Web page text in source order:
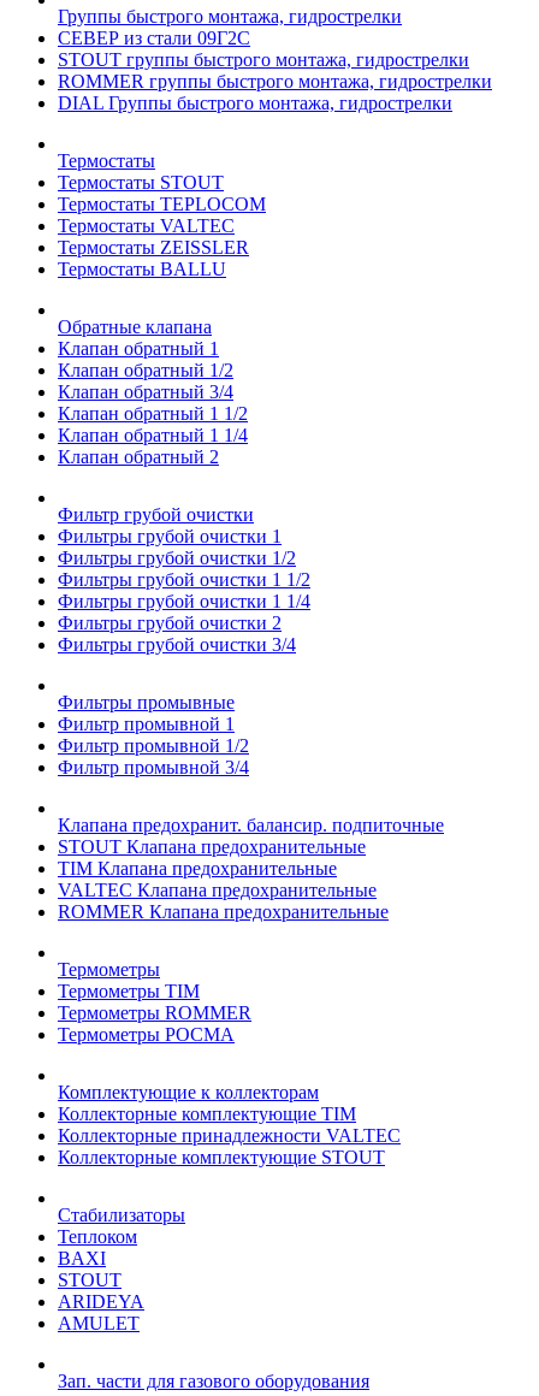
Группы быстрого монтажа, гидрострелки
СЕВЕР из стали 09Г2С
STOUT группы быстрого монтажа, гидрострелки
ROMMER группы быстрого монтажа, гидрострелки
DIAL Группы быстрого монтажа, гидрострелки
Термостаты
Термостаты STOUT
Термостаты TEPLOCOM
Термостаты VALTEC
Термостаты ZEISSLER
Термостаты BALLU
Обратные клапана
Клапан обратный 1
Клапан обратный 1/2
Клапан обратный 3/4
Клапан обратный 1 1/2
Клапан обратный 1 1/4
Клапан обратный 2
Фильтр грубой очистки
Фильтры грубой очистки 1
Фильтры грубой очистки 1/2
Фильтры грубой очистки 1 1/2
Фильтры грубой очистки 1 1/4
Фильтры грубой очистки 2
Фильтры грубой очистки 3/4
Фильтры промывные
Фильтр промывной 1
Фильтр промывной 1/2
Фильтр промывной 3/4
Клапана предохранит. балансир. подпиточные
STOUT Клапана предохранительные
TIM Клапана предохранительные
VALTEC Клапана предохранительные
ROMMER Клапана предохранительные
Термометры
Термометры TIM
Термометры ROMMER
Термометры РОСМА
Комплектующие к коллекторам
Коллекторные комплектующие TIM
Коллекторные принадлежности VALTEC
Коллекторные комплектующие STOUT
Стабилизаторы
Теплоком
BAXI
STOUT
ARIDEYA
AMULET
Зап. части для газового оборудования